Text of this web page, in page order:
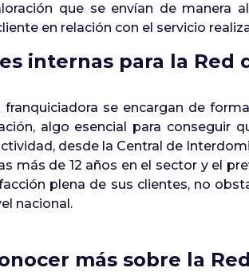
que se envían de manera
en relación con el servicio
internas para la
franquiciadora se encargan de
algo esencial para
desde la Central de
más de 12 años en el sector y el
plena de sus clientes, no
nacional.
más sobre la